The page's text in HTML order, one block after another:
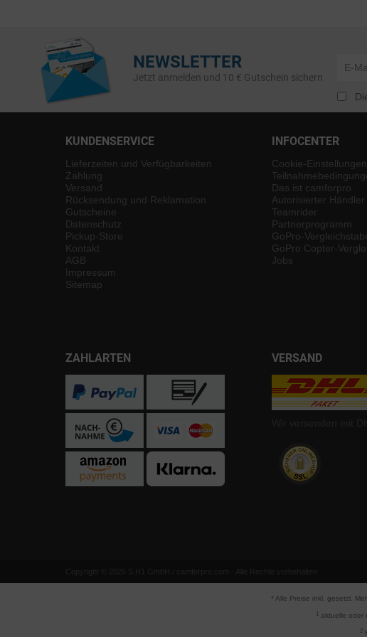
NEWSLETTER
Jetzt anmelden und 10 € Gutschein sichern
KUNDENSERVICE
Lieferzeiten und Verfügbarkeiten
Zahlung
Versand
Rücksendung und Reklamation
Gutscheine
Datenschutz
Pickup-Store
Kontakt
AGB
Impressum
Sitemap
INFOCENTER
Cookie-Einstellungen
Das ist camforpro
Autorisierter Händler
Teamrider
Partnerprogramm
GoPro-
GoPro Copter-
Jobs
ZAHLARTEN VERSAND
Copyright © 2025 S.H1 GmbH / camforpro.com - Alle Rechte vorbehalten
* Alle Preise inkl. gesetzl.
aktuelle oder
2